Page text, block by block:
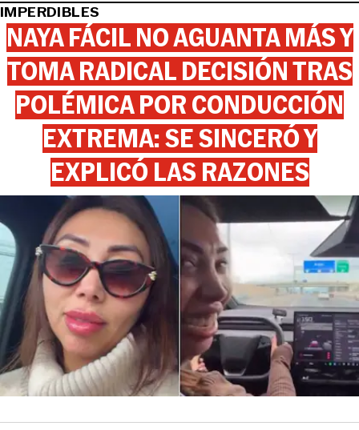
IMPERDIBLES
NAYA FÁCIL NO AGUANTA MÁS Y
TOMA RADICAL DECISIÓN TRAS
POLÉMICA POR CONDUCCIÓN
EXTREMA: SE SINCERÓ Y
EXPLICÓ LAS RAZONES